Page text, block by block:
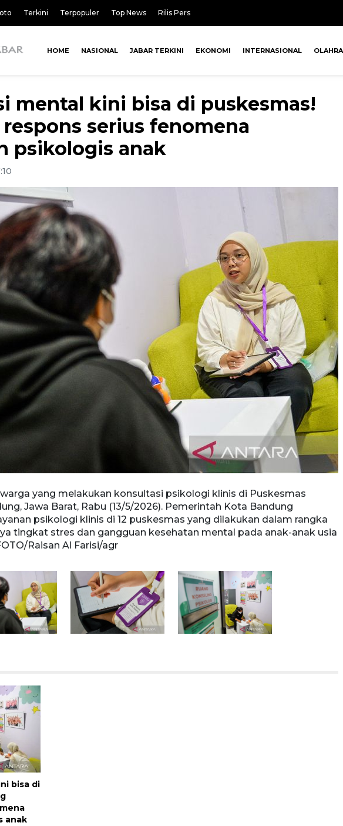
Terkini Terpopuler Top News Rilis Pers
HOME NASIONAL JABAR TERKINI EKONOMI INTERNASIONAL
mental kini bisa di puskesmas!
serius fenomena
psikologis anak
yang melakukan konsultasi psikologi klinis di Puskesmas
Jawa Barat, Rabu (13/5/2026). Pemerintah Kota Bandung
psikologi klinis di 12 puskesmas yang dilakukan dalam rangka
tingkat stres dan gangguan kesehatan mental pada anak-anak usia
Raisan Al Farisi/agr
bisa di
anak